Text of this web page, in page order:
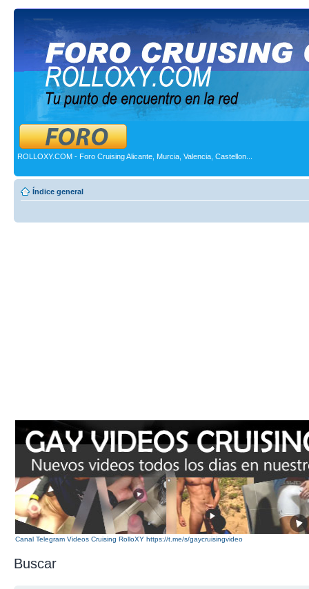
ROLLOXY.COM - Foro Cruising Alicante, Murcia, Valencia, Castellon...
Índice general
Canal Telegram Videos Cruising RolloXY https://t.me/s/gaycruisingvideo
Buscar